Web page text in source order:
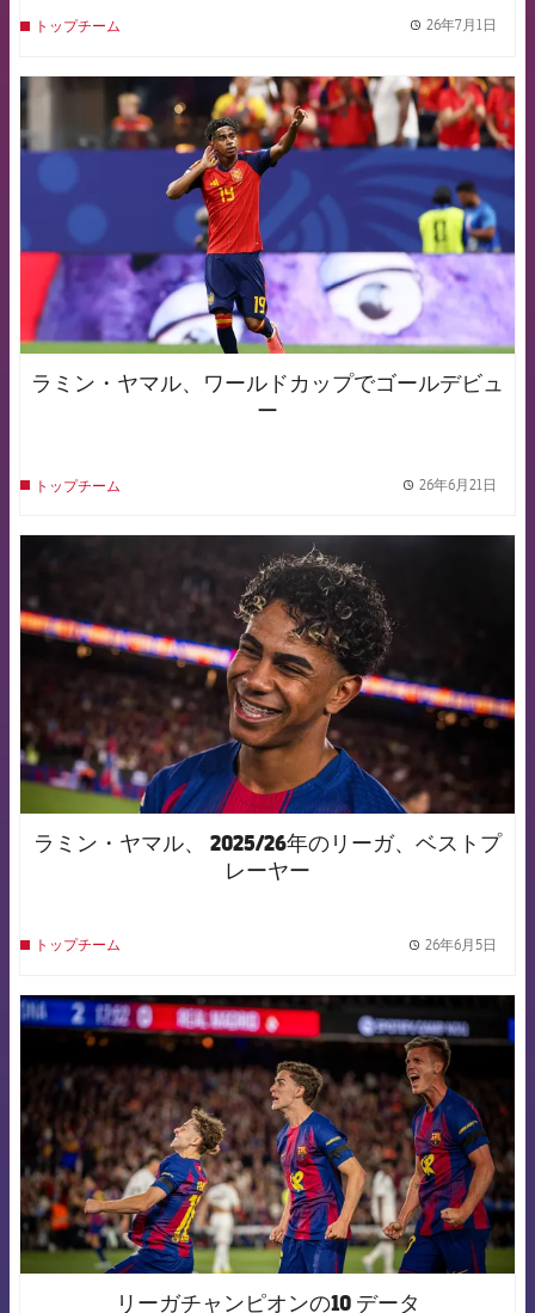
トップチーム 26年7月1日
FCB Barcelona badge
ラミン・ヤマル、ワールドカップでゴールデビュ
ー
トップチーム 26年6月21日
FCB Barcelona badge
ラミン・ヤマル、 2025/26年のリーガ、ベストプ
レーヤー
トップチーム 26年6月5日
FCB Barcelona badge
リーガチャンピオンの10 データ